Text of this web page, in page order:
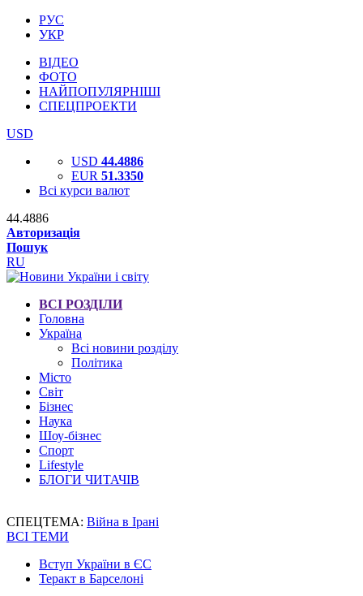
РУС
УКР
ВІДЕО
ФОТО
НАЙПОПУЛЯРНІШІ
СПЕЦПРОЕКТИ
USD
USD 44.4886
EUR 51.3350
Всі курси валют
44.4886
Авторизація
Пошук
RU
ВСІ РОЗДІЛИ
Головна
Україна
Всі новини розділу
Політика
Місто
Світ
Бізнес
Наука
Шоу-бізнес
Спорт
Lifestyle
БЛОГИ ЧИТАЧІВ
СПЕЦТЕМА: Війна в Ірані
ВСІ ТЕМИ
Вступ України в ЄС
Теракт в Барселоні